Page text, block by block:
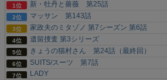
新・牡丹と薔薇 第25話
マッサン 第143話
家政夫のミタゾノ 第7シーズン 第6話
遺留捜査 第3シリーズ
きょうの猫村さん 第24話（最終回）
SUITS/スーツ 第7話
LADY